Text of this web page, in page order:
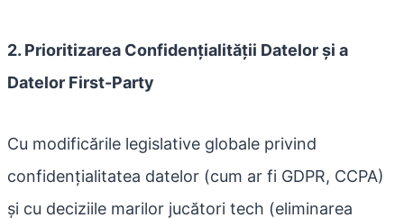
2. Prioritizarea Confidențialității Datelor și a
Datelor First-Party
Cu modificările legislative globale privind
confidențialitatea datelor (cum ar fi GDPR, CCPA)
și cu deciziile marilor jucători tech (eliminarea